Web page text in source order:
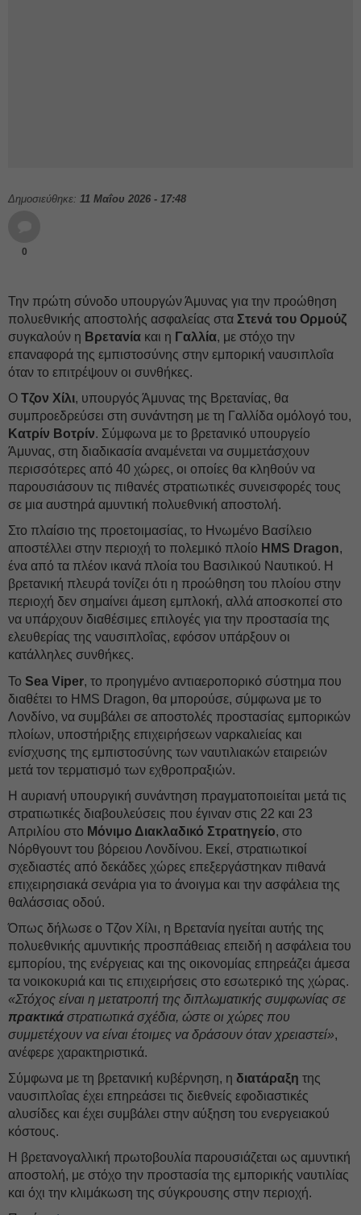
Δημοσιεύθηκε: 11 Μαΐου 2026 - 17:48
0
Την πρώτη σύνοδο υπουργών Άμυνας για την προώθηση
πολυεθνικής αποστολής ασφαλείας στα Στενά του Ορμούζ
συγκαλούν η Βρετανία και η Γαλλία, με στόχο την
επαναφορά της εμπιστοσύνης στην εμπορική ναυσιπλοΐα
όταν το επιτρέψουν οι συνθήκες.
Ο Τζον Χίλι, υπουργός Άμυνας της Βρετανίας, θα
συμπροεδρεύσει στη συνάντηση με τη Γαλλίδα ομόλογό του,
Κατρίν Βοτρίν. Σύμφωνα με το βρετανικό υπουργείο
Άμυνας, στη διαδικασία αναμένεται να συμμετάσχουν
περισσότερες από 40 χώρες, οι οποίες θα κληθούν να
παρουσιάσουν τις πιθανές στρατιωτικές συνεισφορές τους
σε μια αυστηρά αμυντική πολυεθνική αποστολή.
Στο πλαίσιο της προετοιμασίας, το Ηνωμένο Βασίλειο
αποστέλλει στην περιοχή το πολεμικό πλοίο HMS Dragon,
ένα από τα πλέον ικανά πλοία του Βασιλικού Ναυτικού. Η
βρετανική πλευρά τονίζει ότι η προώθηση του πλοίου στην
περιοχή δεν σημαίνει άμεση εμπλοκή, αλλά αποσκοπεί στο
να υπάρχουν διαθέσιμες επιλογές για την προστασία της
ελευθερίας της ναυσιπλοΐας, εφόσον υπάρξουν οι
κατάλληλες συνθήκες.
Το Sea Viper, το προηγμένο αντιαεροπορικό σύστημα που
διαθέτει το HMS Dragon, θα μπορούσε, σύμφωνα με το
Λονδίνο, να συμβάλει σε αποστολές προστασίας εμπορικών
πλοίων, υποστήριξης επιχειρήσεων ναρκαλιείας και
ενίσχυσης της εμπιστοσύνης των ναυτιλιακών εταιρειών
μετά τον τερματισμό των εχθροπραξιών.
Η αυριανή υπουργική συνάντηση πραγματοποιείται μετά τις
στρατιωτικές διαβουλεύσεις που έγιναν στις 22 και 23
Απριλίου στο Μόνιμο Διακλαδικό Στρατηγείο, στο
Νόρθγουντ του βόρειου Λονδίνου. Εκεί, στρατιωτικοί
σχεδιαστές από δεκάδες χώρες επεξεργάστηκαν πιθανά
επιχειρησιακά σενάρια για το άνοιγμα και την ασφάλεια της
θαλάσσιας οδού.
Όπως δήλωσε ο Τζον Χίλι, η Βρετανία ηγείται αυτής της
πολυεθνικής αμυντικής προσπάθειας επειδή η ασφάλεια του
εμπορίου, της ενέργειας και της οικονομίας επηρεάζει άμεσα
τα νοικοκυριά και τις επιχειρήσεις στο εσωτερικό της χώρας.
«Στόχος είναι η μετατροπή της διπλωματικής συμφωνίας σε
πρακτικά στρατιωτικά σχέδια, ώστε οι χώρες που
συμμετέχουν να είναι έτοιμες να δράσουν όταν χρειαστεί»,
ανέφερε χαρακτηριστικά.
Σύμφωνα με τη βρετανική κυβέρνηση, η διατάραξη της
ναυσιπλοΐας έχει επηρεάσει τις διεθνείς εφοδιαστικές
αλυσίδες και έχει συμβάλει στην αύξηση του ενεργειακού
κόστους.
Η βρετανογαλλική πρωτοβουλία παρουσιάζεται ως αμυντική
αποστολή, με στόχο την προστασία της εμπορικής ναυτιλίας
και όχι την κλιμάκωση της σύγκρουσης στην περιοχή.